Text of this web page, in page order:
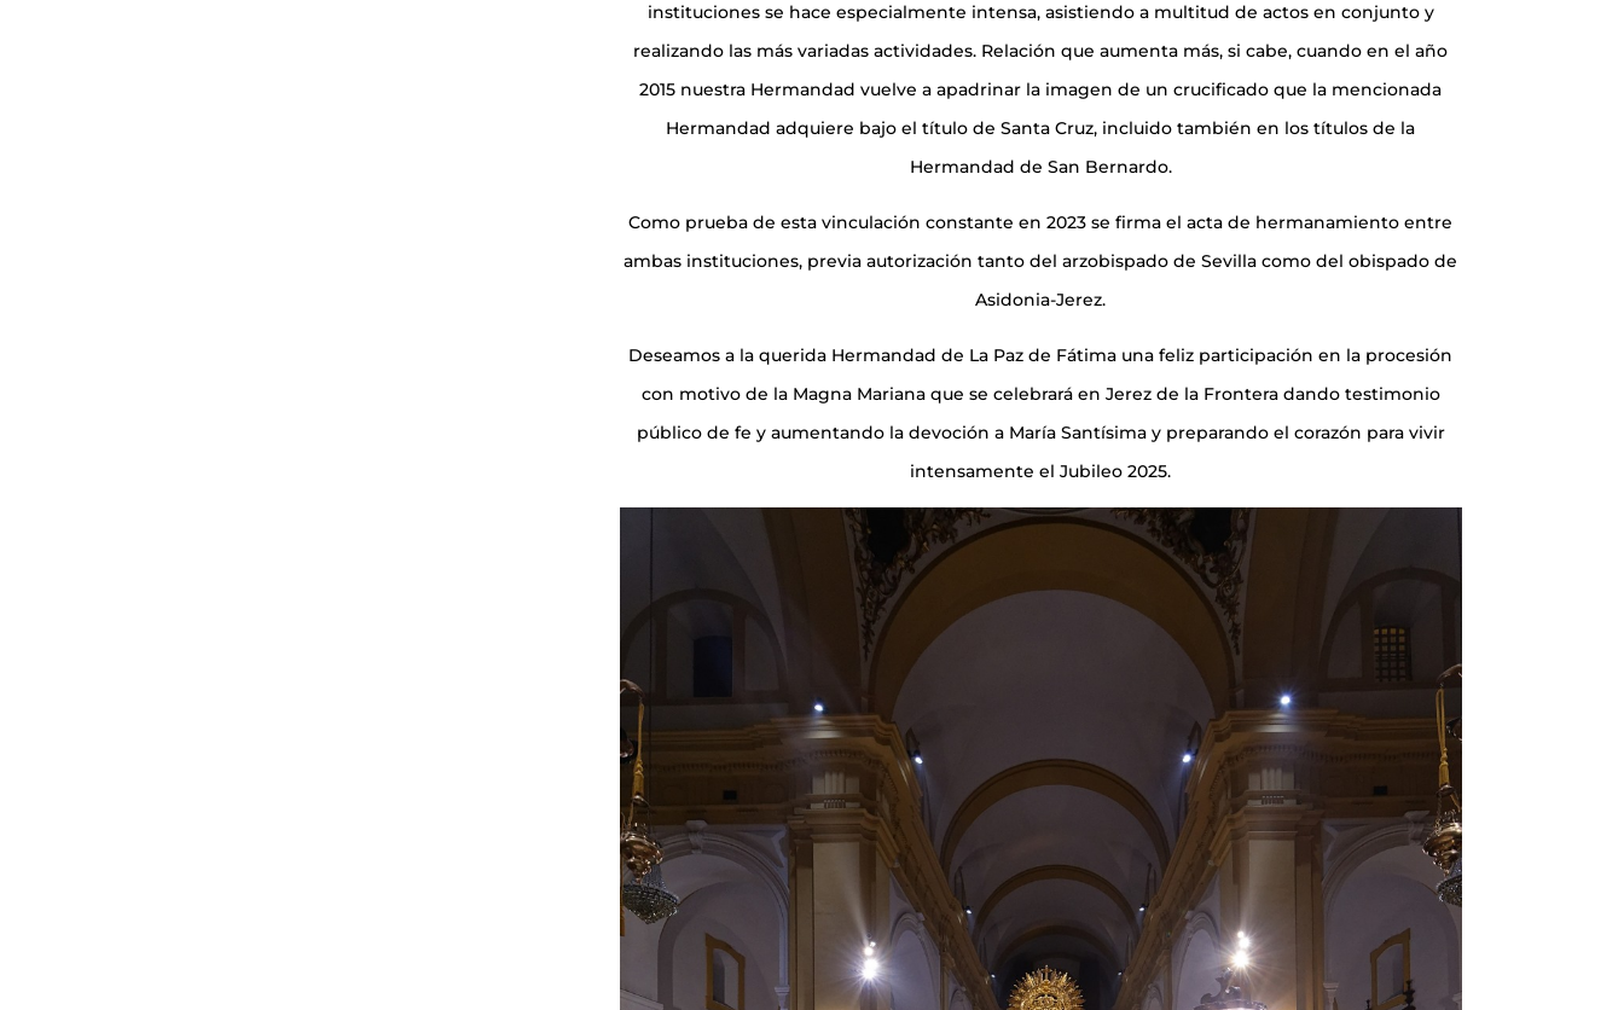
instituciones se hace especialmente intensa, asistiendo a multitud de actos en conjunto y
realizando las más variadas actividades. Relación que aumenta más, si cabe, cuando en el año
2015 nuestra Hermandad vuelve a apadrinar la imagen de un crucificado que la mencionada
Hermandad adquiere bajo el título de Santa Cruz, incluido también en los títulos de la
Hermandad de San Bernardo.
Como prueba de esta vinculación constante en 2023 se firma el acta de hermanamiento entre
ambas instituciones, previa autorización tanto del arzobispado de Sevilla como del obispado de
Asidonia-Jerez.
Deseamos a la querida Hermandad de La Paz de Fátima una feliz participación en la procesión
con motivo de la Magna Mariana que se celebrará en Jerez de la Frontera dando testimonio
público de fe y aumentando la devoción a María Santísima y preparando el corazón para vivir
intensamente el Jubileo 2025.